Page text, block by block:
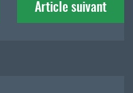
Article suivant